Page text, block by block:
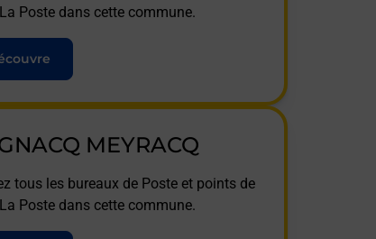
Poste dans cette commune.
MEYRACQ
tous les bureaux de Poste et points de
Poste dans cette commune.